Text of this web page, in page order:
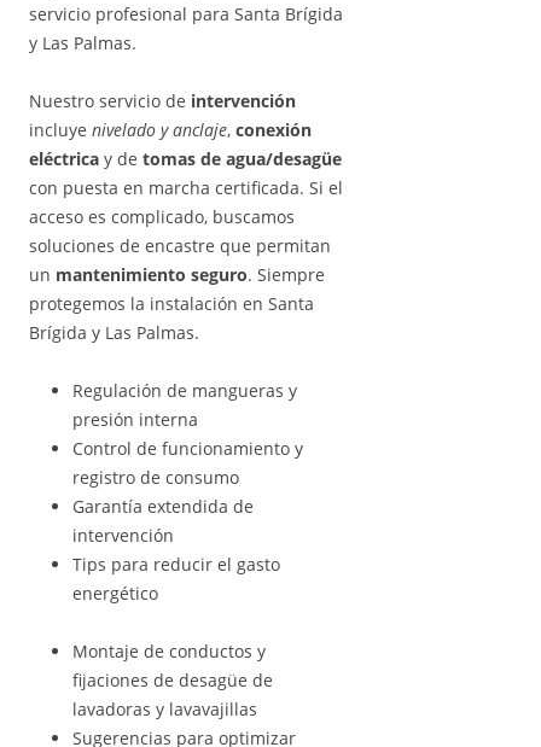
servicio profesional para Santa Brígida
y Las Palmas.
Nuestro servicio de intervención
incluye nivelado y anclaje, conexión
eléctrica y de tomas de agua/desagüe
con puesta en marcha certificada. Si el
acceso es complicado, buscamos
soluciones de encastre que permitan
un mantenimiento seguro. Siempre
protegemos la instalación en Santa
Brígida y Las Palmas.
Regulación de mangueras y
presión interna
Control de funcionamiento y
registro de consumo
Garantía extendida de
intervención
Tips para reducir el gasto
energético
Montaje de conductos y
fijaciones de desagüe de
lavadoras y lavavajillas
Sugerencias para optimizar